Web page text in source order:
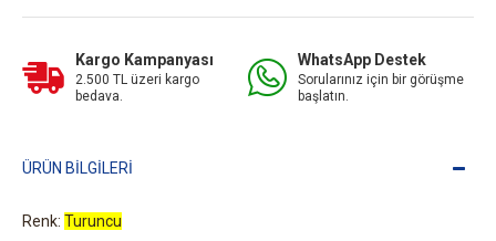
Kargo Kampanyası
2.500 TL üzeri kargo
bedava.
WhatsApp Destek
Sorularınız için bir görüşme
başlatın.
ÜRÜN BILGILERI
Renk: Turuncu